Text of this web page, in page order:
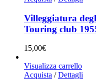
Villeggiatura
Touring club
15,00€
Visualizza carrello
Acquista / Dettagli